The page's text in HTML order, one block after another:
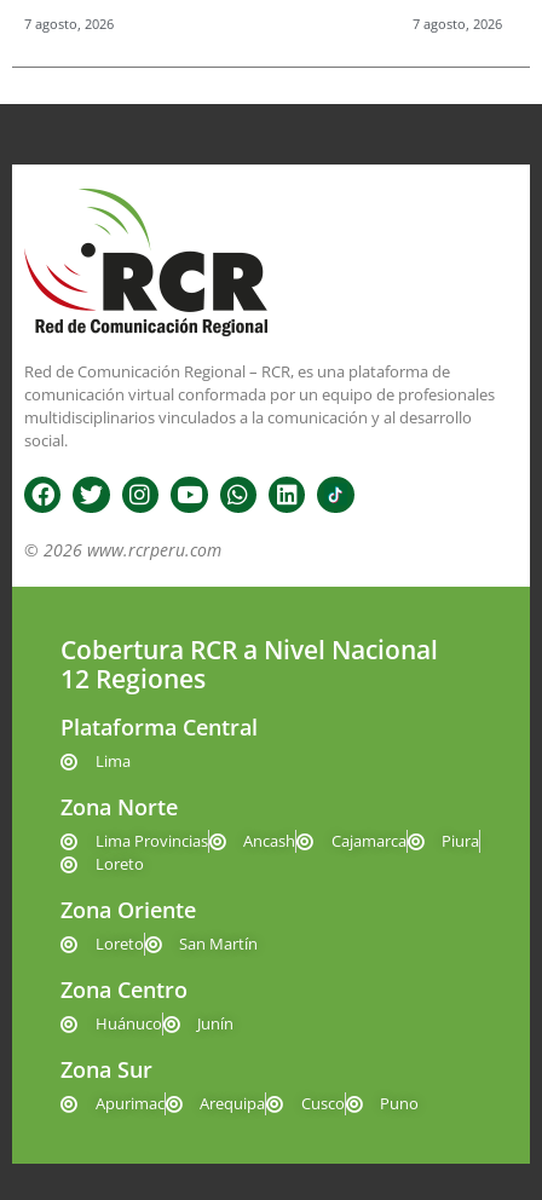
7 agosto, 2026 7 agosto, 2026
Red de Comunicación Regional – RCR, es una plataforma de
comunicación virtual conformada por un equipo de profesionales
multidisciplinarios vinculados a la comunicación y al desarrollo
social.
© 2026 www.rcrperu.com
Cobertura RCR a Nivel Nacional
12 Regiones
Plataforma Central
Lima
Zona Norte
Lima Provincias Ancash Cajamarca
Piura
Loreto
Zona Oriente
Loreto San Martín
Zona Centro
Huánuco Junín
Zona Sur
Apurimac Arequipa Cusco Puno